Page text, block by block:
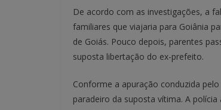
De acordo com as investigações, a
familiares que viajaria para Goiânia
de Goiás. Pouco depois, parentes
suposta libertação do ex-prefeito.
Conforme a apuração conduzida
paradeiro da suposta vítima. A